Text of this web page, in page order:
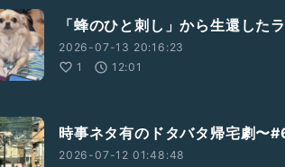
「蜂のひと刺し」から生還した
2026-07-13 20:16:23
1
12:01
時事ネタ有のドタバタ帰宅劇〜
2026-07-12 01:48:48